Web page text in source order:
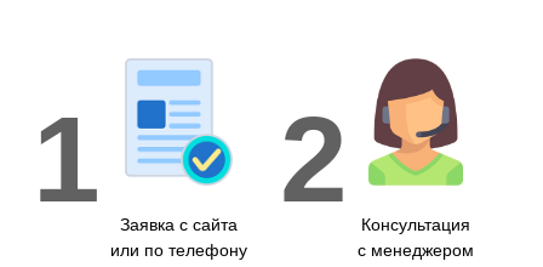
1
Заявка с сайта
или по телефону
2
Консультация
с менеджером